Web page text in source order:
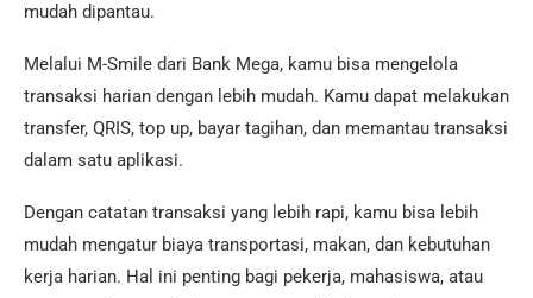
mudah dipantau.
Melalui M-Smile dari Bank Mega, kamu bisa mengelola
transaksi harian dengan lebih mudah. Kamu dapat melakukan
transfer, QRIS, top up, bayar tagihan, dan memantau transaksi
dalam satu aplikasi.
Dengan catatan transaksi yang lebih rapi, kamu bisa lebih
mudah mengatur biaya transportasi, makan, dan kebutuhan
kerja harian. Hal ini penting bagi pekerja, mahasiswa, atau